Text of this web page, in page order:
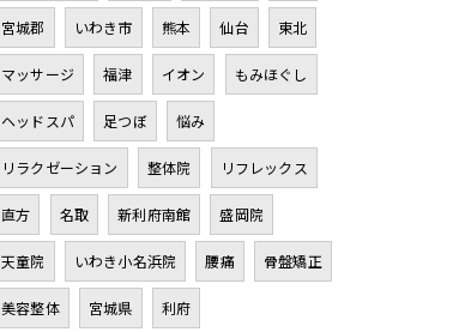
宮城郡 いわき市 熊本 仙台 東北
マッサージ 福津 イオン もみほぐし
ヘッドスパ 足つぼ 悩み
リラクゼーション 整体院 リフレックス
直方 名取 新利府南館 盛岡院
天童院 いわき小名浜院 腰痛 骨盤矯正
美容整体 宮城県 利府